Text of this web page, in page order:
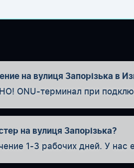
на вулиця Запорізька в
ONU-терминал при
на вулиця Запорізька?
1-3 рабочих дней. У нас